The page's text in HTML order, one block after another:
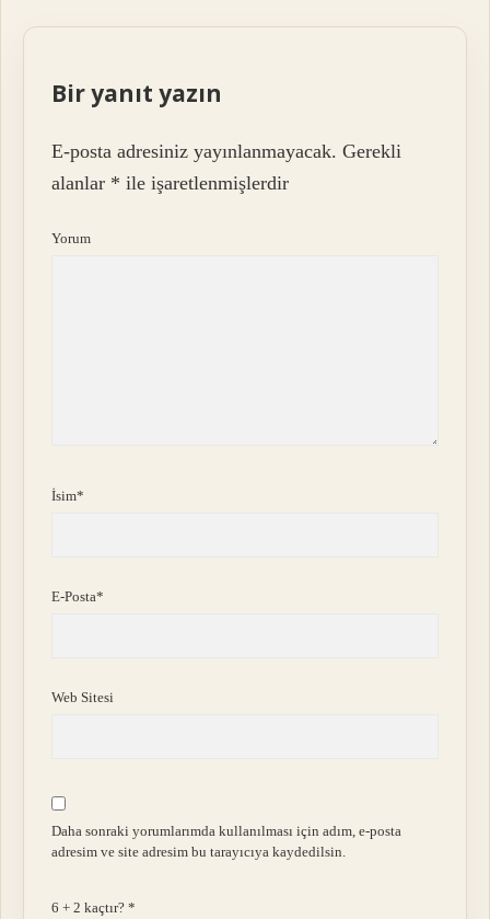
Bir yanıt yazın
E-posta adresiniz yayınlanmayacak. Gerekli
alanlar * ile işaretlenmişlerdir
Yorum
İsim*
E-Posta*
Web Sitesi
Daha sonraki yorumlarımda kullanılması için adım, e-posta
adresim ve site adresim bu tarayıcıya kaydedilsin.
6 + 2 kaçtır?*